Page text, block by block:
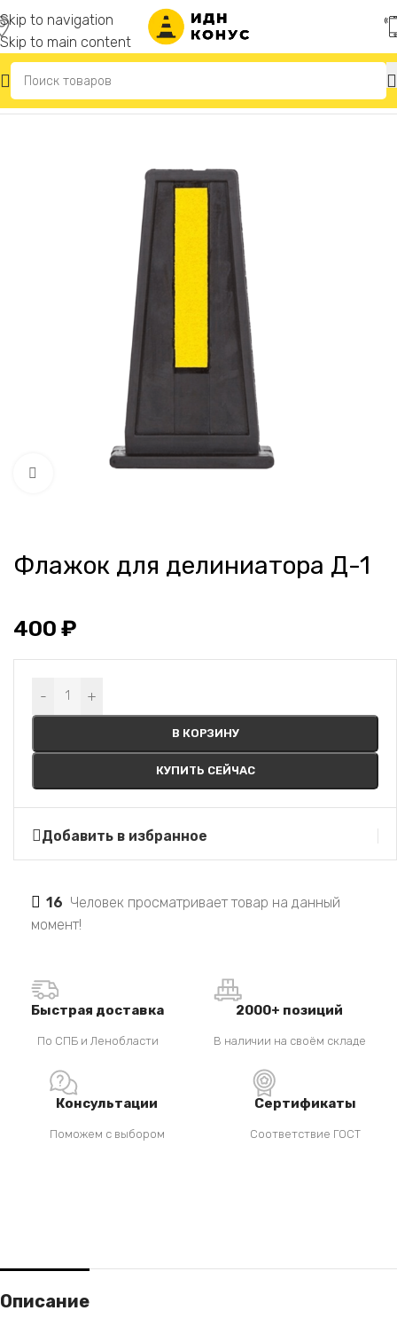
Skip to navigation
Skip to main content
Главная Делиниаторы дорожные
Нажмите, чтобы увеличить
Флажок для делиниатора Д-1
400 ₽
- +
В КОРЗИНУ
КУПИТЬ СЕЙЧАС
Alternative:
Добавить в избранное
16 Человек просматривает товар на данный
момент!
Быстрая доставка
По СПБ и Ленобласти
2000+ позиций
В наличии на своём складе
Консультации
Поможем с выбором
Сертификаты
Соответствие ГОСТ
Описание